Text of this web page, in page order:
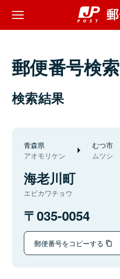
郵便番号検索
検索結果
青森県
アオモリケン
むつ市
ムツシ
海老川町
エビカワチョウ
035-0054
郵便番号をコピーする